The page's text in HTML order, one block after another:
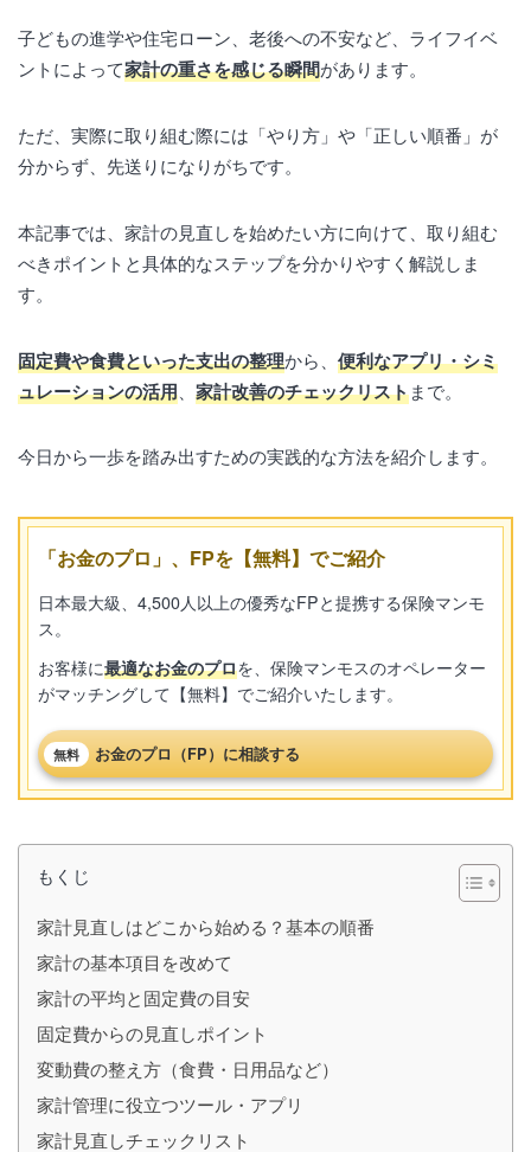
子どもの進学や住宅ローン、老後への不安など、ライフイベ
ントによって家計の重さを感じる瞬間があります。
ただ、実際に取り組む際には「やり方」や「正しい順番」が
分からず、先送りになりがちです。
本記事では、家計の見直しを始めたい方に向けて、取り組む
べきポイントと具体的なステップを分かりやすく解説しま
す。
固定費や食費といった支出の整理から、 便利なアプリ・シミ
ュレーションの活用、 家計改善のチェックリストまで。
今日から一歩を踏み出すための実践的な方法を紹介します。
「お金のプロ」、FPを【無料】でご紹介
日本最大級、4,500人以上の優秀なFPと提携する保険マンモ
ス。
お客様に最適なお金のプロを、保険マンモスのオペレーター
がマッチングして【無料】でご紹介いたします。
無料 お金のプロ（FP）に相談する
もくじ
家計見直しはどこから始める？基本の順番
家計の基本項目を改めて
家計の平均と固定費の目安
固定費からの見直しポイント
変動費の整え方（食費・日用品など）
家計管理に役立つツール・アプリ
家計見直しチェックリスト